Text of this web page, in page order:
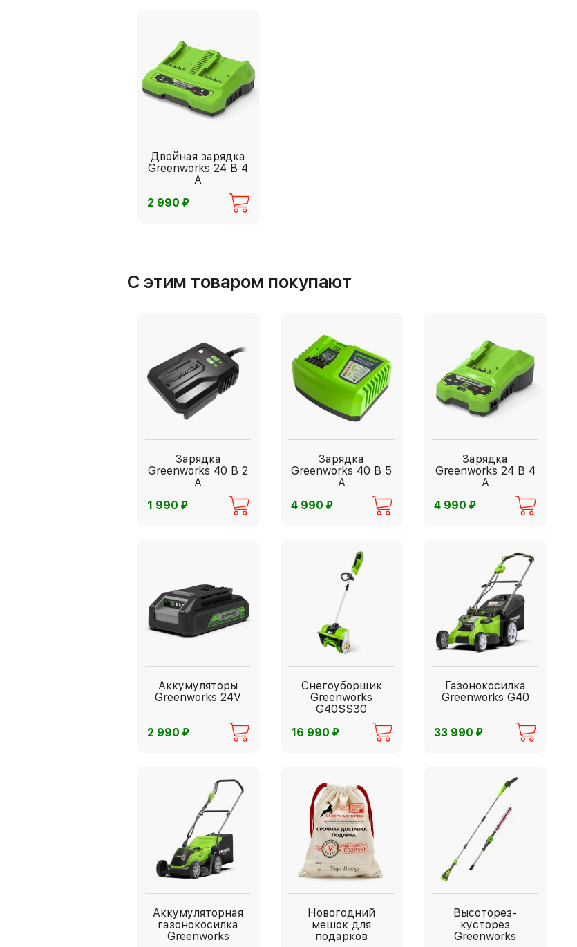
Двойная зарядка
Greenworks 24 В 4
А
2 990 ⃏
С этим товаром покупают
Зарядка
Greenworks 40 В 2
А
1 990 ⃏
Зарядка
Greenworks 40 В 5
А
4 990 ⃏
Зарядка
Greenworks 24 В 4
А
4 990⃏
Аккумуляторы
Greenworks 24V
2 990 ⃏
Снегоуборщик
Greenworks
G40SS30
16 990 ⃏
Газонокосилка
Greenworks G40
33 990⃏
Аккумуляторная
газонокосилка
Greenworks
Новогодний
мешок для
подарков
Высоторез-
кусторез
Greenworks